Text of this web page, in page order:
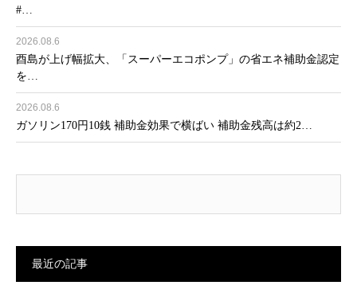
#…
2026.08.6
酉島が上げ幅拡大、「スーパーエコポンプ」の省エネ補助金認定
を…
2026.08.6
ガソリン170円10銭 補助金効果で横ばい 補助金残高は約2…
最近の記事